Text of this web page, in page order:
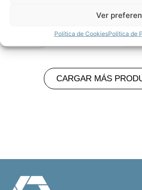
Ver
Política de CookiesPolítica de
Datasensing
producto
CARGAR MÁS